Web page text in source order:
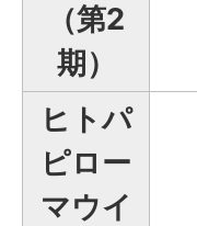
（第2
期）
ヒトパ
ピロー
マウイ